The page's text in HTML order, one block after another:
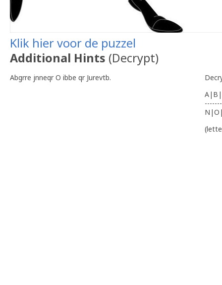
Klik hier voor de puzzel
Additional Hints (Decrypt)
Abgrre jnneqr O ibbe qr Jurevtb.